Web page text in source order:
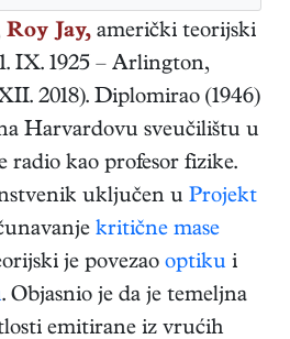
Roy Jay, američki teorijski
1. IX. 1925 – Arlington,
2018). Diplomirao (1946)
Harvardovu sveučilištu u
radio kao profesor fizike.
uključen u Projekt
kritične mase
je povezao optiku i
. Objasnio je da je temeljna
emitirane iz vrućih